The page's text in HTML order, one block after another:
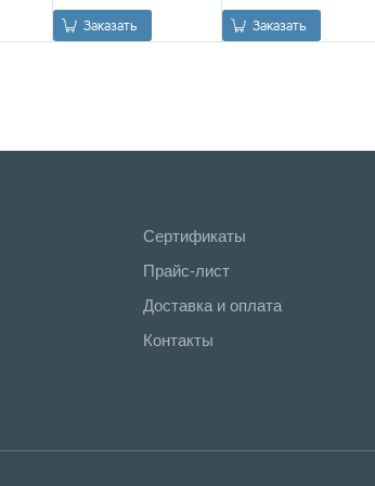
Заказать Заказать
Сертификаты
Прайс-лист
Доставка и оплата
Контакты